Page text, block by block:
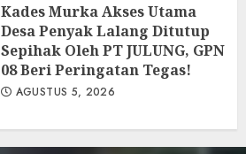
Kades Murka Akses Utama
Desa Penyak Lalang Ditutup
Sepihak Oleh PT JULUNG, GPN
08 Beri Peringatan Tegas!
AGUSTUS 5, 2026